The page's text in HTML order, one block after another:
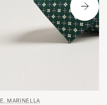
E. MARINELLA